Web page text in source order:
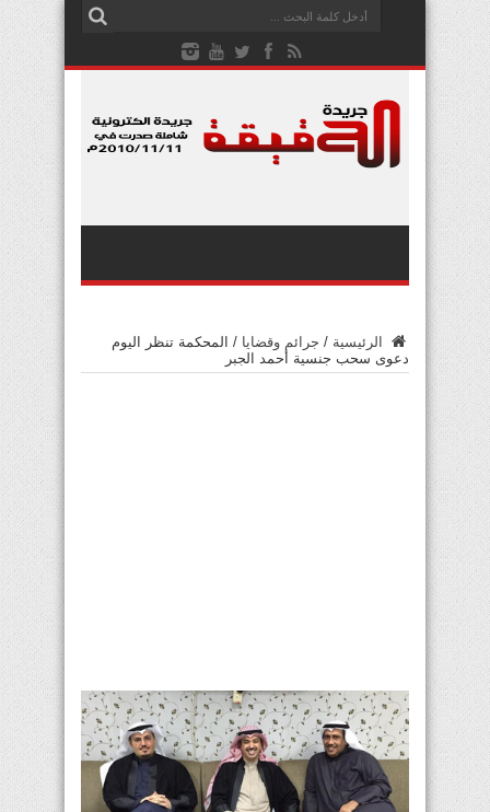
الرئيسية / جرائم وقضايا / المحكمة تنظر اليوم
دعوى سحب جنسية أحمد الجبر